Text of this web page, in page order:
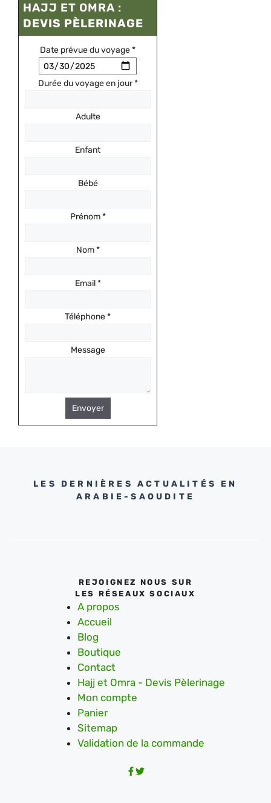
HAJJ ET OMRA :
DEVIS PÈLERINAGE
Date prévue du voyage*
Durée du voyage en jour*
Adulte
Enfant
Bébé
Prénom*
Nom*
Email*
Téléphone*
Message
Envoyer
LES DERNIÈRES ACTUALITÉS EN
ARABIE-SAOUDITE
REJOIGNEZ NOUS SUR
LES RÉSEAUX SOCIAUX
A propos
Accueil
Blog
Boutique
Contact
Hajj et Omra - Devis Pèlerinage
Mon compte
Panier
Sitemap
Validation de la commande